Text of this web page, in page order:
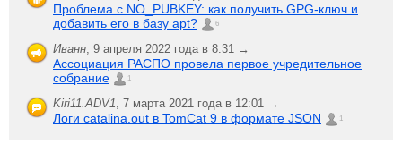
Проблема с NO_PUBKEY: как получить GPG-ключ и
добавить его в базу apt?
6
Иванн, 9 апреля 2022 года в 8:31 →
Ассоциация РАСПО провела первое учредительное
собрание
1
Kiri11.ADV1, 7 марта 2021 года в 12:01 →
Логи catalina.out в TomCat 9 в формате JSON 1